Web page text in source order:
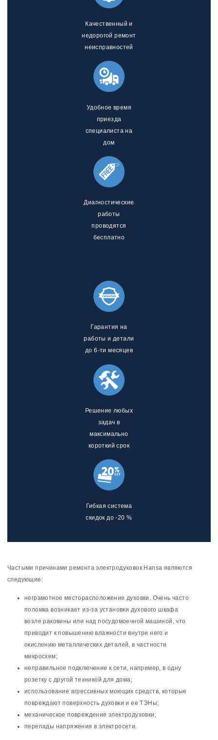
Качественный и
недорогой ремонт
неисправностей
Удобное время
приезда
специалиста на
дом
Диагностические
работы
проводятся
бесплатно
Гарантия на
работы и детали
до 6-ти месяцев
Решение любых
задач в
максимально
короткий срок
Гибкая система
скидок до -20 %
Частыми причинами ремонта электродуховок Hansa являются
следующие:
неграмотное месторасположение духовки. Очень часто
поломка возникает из-за установки духового шкафа
возле раковины или над посудомоечной машиной, что
приводит к повышению влажности внутри него и
окислению металлических деталей, в частности
микросхем;
неправильное подключение к сети, например, в одну
розетку с другой техникой для дома;
использование агрессивных моющих средств, которые
повреждают поверхность духовки и ее ТЭНы;
механическое повреждение электродуховки;
перепады напряжения в электросети.